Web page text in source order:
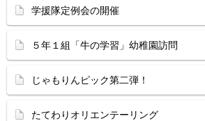
学援隊定例会の開催
５年１組「牛の学習」幼稚園訪問
じゃもりんピック第二弾！
たてわりオリエンテーリング